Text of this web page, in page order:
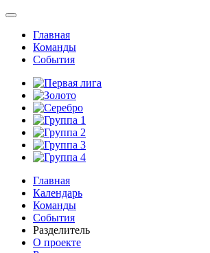
Главная
Команды
События
Главная
Календарь
Команды
События
Разделитель
О проекте